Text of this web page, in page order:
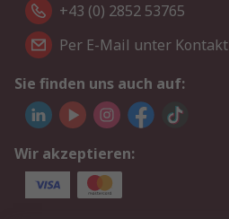
+43 (0) 2852 53765
Per E-Mail unter Kontakt
Sie finden uns auch auf:
Wir akzeptieren: